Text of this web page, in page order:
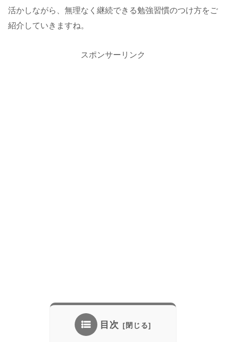
活かしながら、無理なく継続できる勉強習慣のつけ方をご
紹介していきますね。
スポンサーリンク
目次